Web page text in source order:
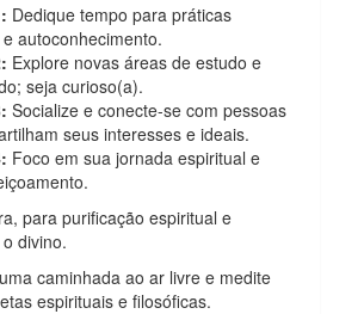
Dedique tempo para práticas
autoconhecimento.
Explore novas áreas de estudo e
seja curioso(a).
Socialize e conecte-se com pessoas
seus interesses e ideais.
Foco em sua jornada espiritual e
para purificação espiritual e
divino.
caminhada ao ar livre e medite
espirituais e filosóficas.